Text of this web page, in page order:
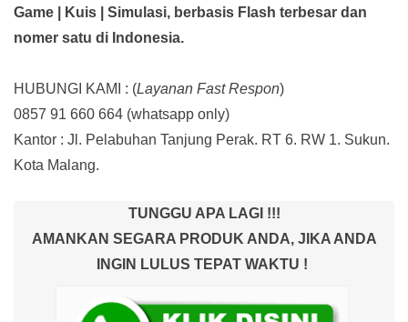
Game | Kuis | Simulasi, berbasis Flash terbesar dan
nomer satu di Indonesia.
HUBUNGI KAMI : (Layanan Fast Respon)
0857 91 660 664 (whatsapp only)
Kantor : Jl. Pelabuhan Tanjung Perak. RT 6. RW 1. Sukun.
Kota Malang.
TUNGGU APA LAGI !!!
AMANKAN SEGARA PRODUK ANDA, JIKA ANDA
INGIN LULUS TEPAT WAKTU !